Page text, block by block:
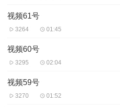
视频61号
3264 01:45
视频60号
3295 02:04
视频59号
3270 01:52